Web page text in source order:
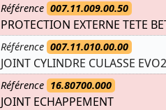
Référence 007.11.009.00.50
PROTECTION EXTERNE TETE
Référence 007.11.010.00.00
JOINT CYLINDRE CULASSE
Référence 16.80700.000
JOINT ECHAPPEMENT